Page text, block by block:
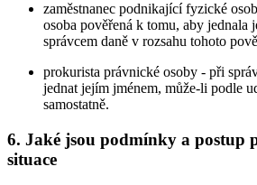
zaměstnanec podnikající fyzické
osoba pověřená k tomu, aby jednala
správcem daně v rozsahu tohoto
prokurista právnické osoby - při
jednat jejím jménem, může-li podle
samostatně.
6. Jaké jsou podmínky a postup
situace